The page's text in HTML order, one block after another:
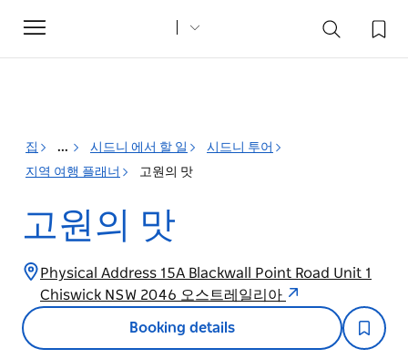
Toggle
navigation
집 ... 시드니 에서 할 일
시드니 투어
지역 여행 플래너
고원의 맛
고원의 맛
Physical Address 15A Blackwall Point Road Unit 1
Chiswick NSW 2046 오스트레일리아
Booking details